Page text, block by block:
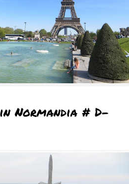
Normandia # D-